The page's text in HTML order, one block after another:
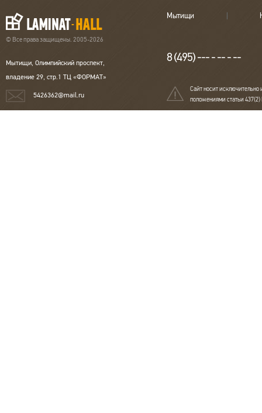
© Все права защищены. 2005-2026
Мытищи, Олимпийский проспект,
владение 29, стр.1 ТЦ «ФОРМАТ»
5426362@mail.ru
Мытищи
8 (495) --- - -- - --
Сайт носит исключительно
положениями статьи